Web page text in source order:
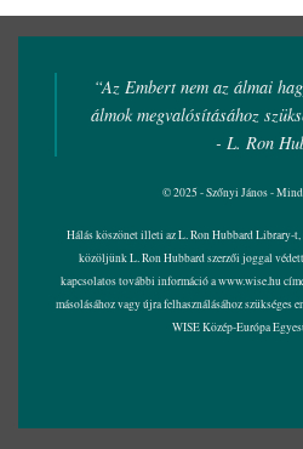
“Az Embert nem az álmai
álmok megvalósításához
- L. Ron
© 2025 - Szőnyi János -
Hálás köszönet illeti az L. Ron Hubbard Library-t,
közöljünk L. Ron Hubbard szerzői joggal
kapcsolatos további információ awww.wise.hu
másolásához vagy újra felhasználásához szükséges
WISE Közép-Európa